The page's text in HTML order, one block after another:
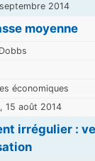
2014
moyenne
économiques
15 août 2014
irrégulier :